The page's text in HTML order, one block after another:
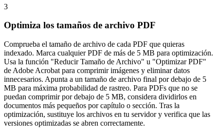
3
Optimiza los tamaños de archivo PDF
Comprueba el tamaño de archivo de cada PDF que quieras
indexado. Marca cualquier PDF de más de 5 MB para optimización.
Usa la función "Reducir Tamaño de Archivo" u "Optimizar PDF"
de Adobe Acrobat para comprimir imágenes y eliminar datos
innecesarios. Apunta a un tamaño de archivo final por debajo de 5
MB para máxima probabilidad de rastreo. Para PDFs que no se
puedan comprimir por debajo de 5 MB, considera dividirlos en
documentos más pequeños por capítulo o sección. Tras la
optimización, sustituye los archivos en tu servidor y verifica que las
versiones optimizadas se abren correctamente.